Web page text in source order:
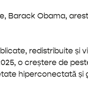
Barack Obama,
redistribuite și
o creștere de
hiperconectată și